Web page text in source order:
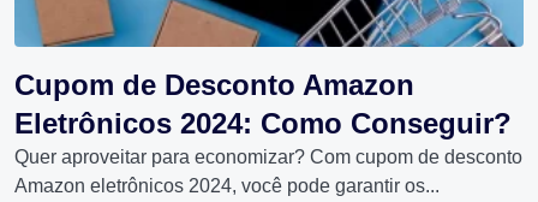
Cupom de Desconto Amazon
Eletrônicos 2024: Como Conseguir?
Quer aproveitar para economizar? Com cupom de desconto
Amazon eletrônicos 2024, você pode garantir os...